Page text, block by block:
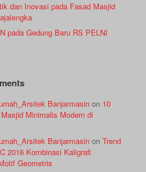
dan Inovasi pada Fasad Masjid
pada Gedung Baru RS PELNI
Banjarmasin on 10
Minimalis Modern di
Banjarmasin onTrend
2016 Kombinasi Kaligrafi
Geometris